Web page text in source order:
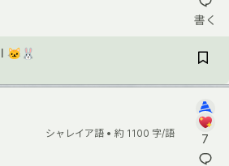
書く
🐱🐰
シャレイア語 • 約 1100 字/語 7